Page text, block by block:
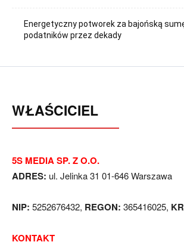
Energetyczny potworek za bajońską
podatników przez dekady
WŁAŚCICIEL
5S MEDIA SP. Z O.O.
ADRES: ul. Jelinka 31 01-646 Warszawa
NIP: 5252676432, REGON: 365416025,
KONTAKT